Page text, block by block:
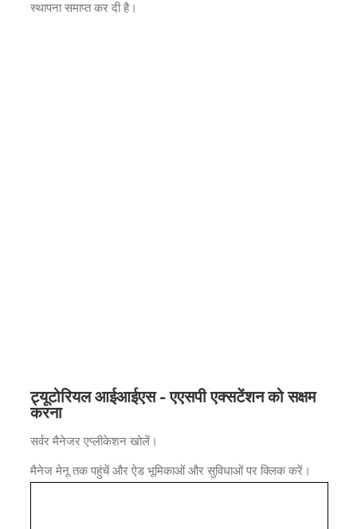
स्थापना समाप्त कर दी है।
ट्यूटोरियल आईआईएस - एएसपी एक्सटेंशन को सक्षम
करना
सर्वर मैनेजर एप्लीकेशन खोलें।
मैनेज मेनू तक पहुंचें और ऐड भूमिकाओं और सुविधाओं पर क्लिक करें।